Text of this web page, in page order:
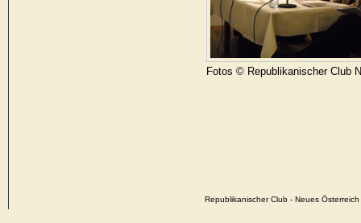
Fotos © Republikanischer Club
Republikanischer Club - Neues